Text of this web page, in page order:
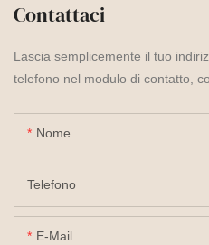
Contattaci
Lascia semplicemente il tuo
telefono nel modulo di contatto,
Nome
Telefono
E-Mail